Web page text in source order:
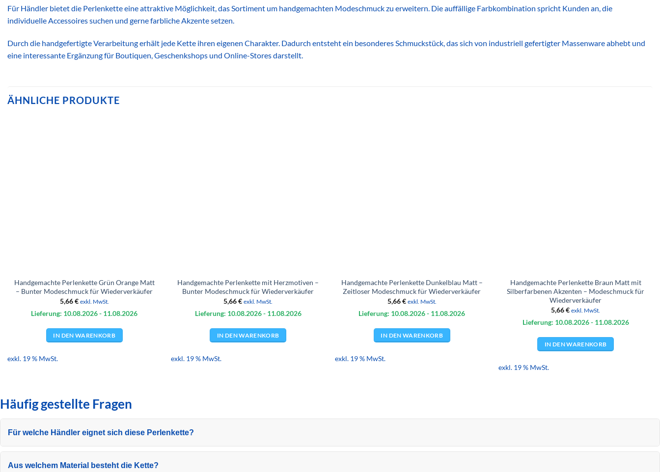
Für Händler bietet die Perlenkette eine attraktive Möglichkeit, das Sortiment um handgemachten Modeschmuck zu erweitern. Die auffällige Farbkombination spricht Kunden an, die
individuelle Accessoires suchen und gerne farbliche Akzente setzen.
Durch die handgefertigte Verarbeitung erhält jede Kette ihren eigenen Charakter. Dadurch entsteht ein besonderes Schmuckstück, das sich von industriell gefertigter Massenware abhebt und
eine interessante Ergänzung für Boutiquen, Geschenkshops und Online-Stores darstellt.
ÄHNLICHE PRODUKTE
Handgemachte Perlenkette Grün Orange Matt
– Bunter Modeschmuck für Wiederverkäufer
5,66€ exkl. MwSt.
Lieferung: 10.08.2026- 11.08.2026
IN DEN WARENKORB
exkl. 19 % MwSt.
Handgemachte Perlenkette mit Herzmotiven –
Bunter Modeschmuck für Wiederverkäufer
5,66€ exkl. MwSt.
Lieferung: 10.08.2026- 11.08.2026
IN DEN WARENKORB
exkl. 19 % MwSt.
Handgemachte Perlenkette Dunkelblau Matt –
Zeitloser Modeschmuck für Wiederverkäufer
5,66€ exkl. MwSt.
Lieferung: 10.08.2026- 11.08.2026
IN DEN WARENKORB
exkl. 19 % MwSt.
Handgemachte Perlenkette Braun Matt mit
Silberfarbenen Akzenten – Modeschmuck für
Wiederverkäufer
5,66€ exkl. MwSt.
Lieferung: 10.08.2026- 11.08.2026
IN DEN WARENKORB
exkl. 19 % MwSt.
Häufig gestellte Fragen
Für welche Händler eignet sich diese Perlenkette?
Aus welchem Material besteht die Kette?